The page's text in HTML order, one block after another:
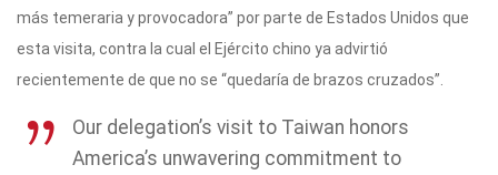
más temeraria y provocadora” por parte de Estados Unidos que
esta visita, contra la cual el Ejército chino ya advirtió
recientemente de que no se “quedaría de brazos cruzados”.
Our delegation’s visit to Taiwan honors
America’s unwavering commitment to